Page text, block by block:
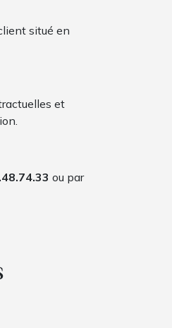
situé en
et
ou par